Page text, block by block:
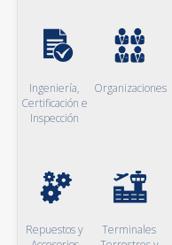
Ingeniería,
Certificación e
Inspección
Organizaciones
Repuestos y
Terminales